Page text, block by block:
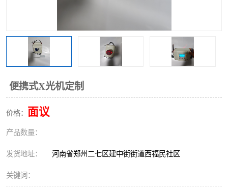
便携式X光机定制
价格： 面议
产品数量：
发货地址： 河南省郑州二七区建中街街道西福民社区
关键词：